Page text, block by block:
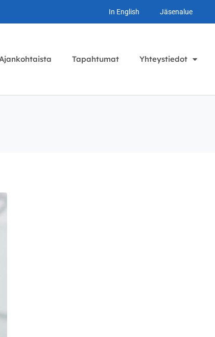
In English Jäsenalue
Tapahtumat Yhteystiedot